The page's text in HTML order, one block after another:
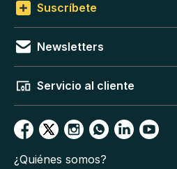
Suscríbete
Newsletters
Servicio al cliente
¿Quiénes somos?